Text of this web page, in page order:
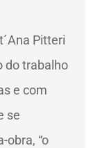
Pitteri
do trabalho
e com
se
obra, “o